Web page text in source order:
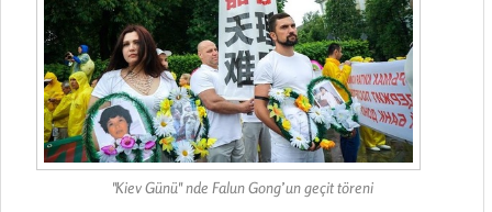
"Kiev Günü" nde Falun Gong’un geçit töreni